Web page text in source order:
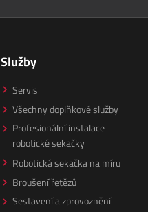
Služby
Servis
Všechny doplňkové služby
Profesionální instalace
robotické sekačky
Robotická sekačka na míru
Broušení řetězů
Sestavení a zprovoznění